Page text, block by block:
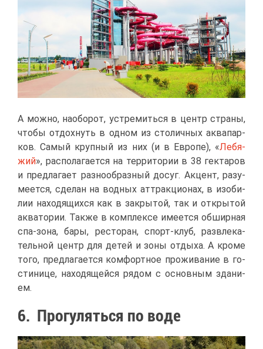
А мож­но, на­о­бо­рот, устре­мить­ся в центр стра­ны,
что­бы от­дох­нуть в од­ном из сто­лич­ных ак­ва­пар­
ков. Са­мый круп­ный из них (и в Ев­ро­пе), «Ле­бя­
жий», рас­по­ла­га­ет­ся на тер­ри­то­рии в 38 гек­та­ров
и пред­ла­га­ет раз­но­об­раз­ный до­суг. Ак­цент, ра­зу­
ме­ет­ся, сде­лан на вод­ных ат­трак­ци­о­нах, в изоби­
лии на­хо­дя­щих­ся как в за­кры­той, так и от­кры­той
ак­ва­то­рии. Та­к­же в ком­плек­се име­ет­ся об­шир­ная
спа-зо­на, ба­ры, ре­сто­ран, спорт-клуб, раз­вле­ка­
тель­ной центр для де­тей и зо­ны от­ды­ха. А кро­ме
то­го, пред­ла­га­ет­ся ком­форт­ное про­жи­ва­ние в го­
сти­ни­це, на­хо­дя­щей­ся ря­дом с ос­нов­ным зда­ни­
ем.
6. Про­гу­лять­ся по во­де